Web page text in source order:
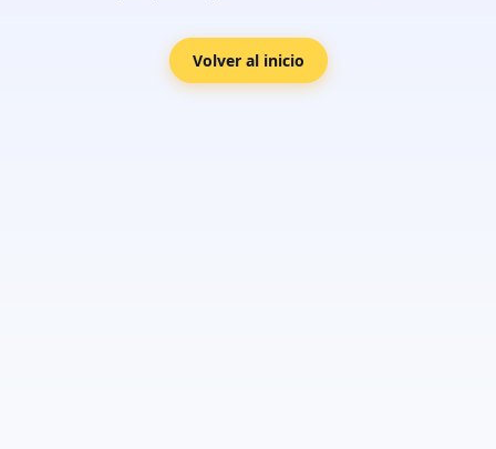
Volver al inicio